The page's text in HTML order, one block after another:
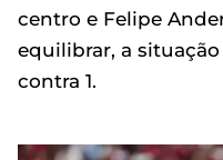
centro e Felipe
equilibrar, a situação
contra 1.